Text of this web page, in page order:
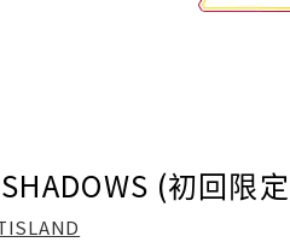
(初回限